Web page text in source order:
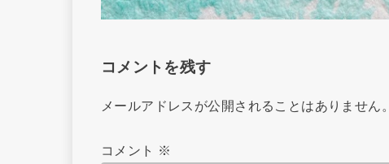
コメントを残す
メールアドレスが公開されることはありません。
コメント ※